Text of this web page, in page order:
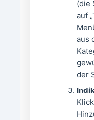
(die
auf
aus
der